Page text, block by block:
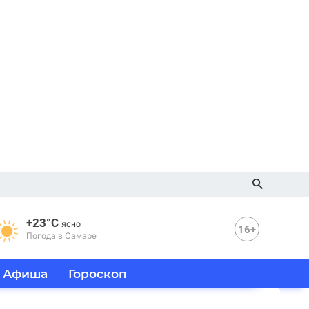
+23°C ясно
Погода в Самаре
16+
Афиша Гороскоп